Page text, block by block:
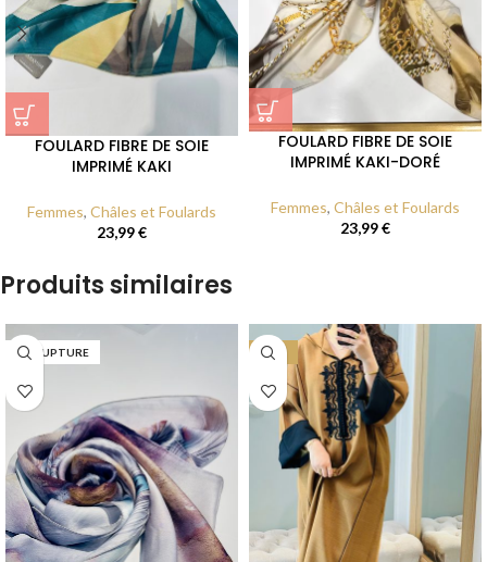
FOULARD FIBRE DE SOIE
IMPRIMÉ KAKI
Femmes, Châles et Foulards
23,99€
FOULARD FIBRE DE SOIE
IMPRIMÉ KAKI-DORÉ
Femmes, Châles et Foulards
23,99€
Produits similaires
EN RUPTURE -27%